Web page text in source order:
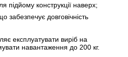
підйому конструкції наверх;
забезпечує довговічність
експлуатувати виріб на
навантаження до 200 кг.